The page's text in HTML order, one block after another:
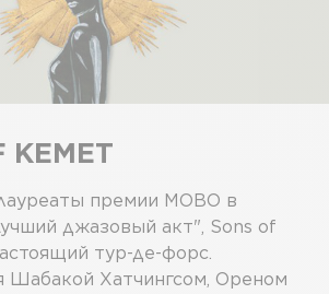
KEMET
премии MOBO в
джазовый акт", Sons of
тур-де-форс.
Шабакой Хатчингсом, Ореном